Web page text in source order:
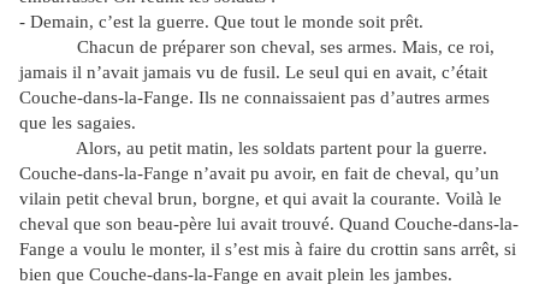
- Demain, c’est la guerre. Que tout le monde soit prêt.
Chacun de préparer son cheval, ses armes. Mais, ce roi,
jamais il n’avait jamais vu de fusil. Le seul qui en avait, c’était
Couche-dans-la-Fange. Ils ne connaissaient pas d’autres armes
que les sagaies.
Alors, au petit matin, les soldats partent pour la guerre.
Couche-dans-la-Fange n’avait pu avoir, en fait de cheval, qu’un
vilain petit cheval brun, borgne, et qui avait la courante. Voilà le
cheval que son beau-père lui avait trouvé. Quand Couche-dans-la-
Fange a voulu le monter, il s’est mis à faire du crottin sans arrêt, si
bien que Couche-dans-la-Fange en avait plein les jambes.